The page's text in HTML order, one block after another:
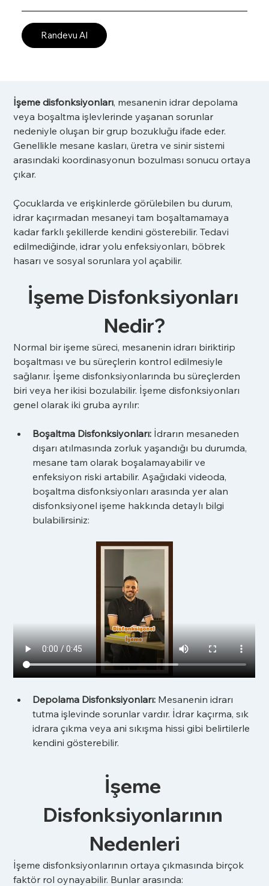
Randevu Al
İşeme disfonksiyonları, mesanenin idrar depolama
veya boşaltma işlevlerinde yaşanan sorunlar
nedeniyle oluşan bir grup bozukluğu ifade eder.
Genellikle mesane kasları, üretra ve sinir sistemi
arasındaki koordinasyonun bozulması sonucu ortaya
çıkar.
Çocuklarda ve erişkinlerde görülebilen bu durum,
idrar kaçırmadan mesaneyi tam boşaltamamaya
kadar farklı şekillerde kendini gösterebilir. Tedavi
edilmediğinde, idrar yolu enfeksiyonları, böbrek
hasarı ve sosyal sorunlara yol açabilir.
İşeme Disfonksiyonları
Nedir?
Normal bir işeme süreci, mesanenin idrarı biriktirip
boşaltması ve bu süreçlerin kontrol edilmesiyle
sağlanır. İşeme disfonksiyonlarında bu süreçlerden
biri veya her ikisi bozulabilir. İşeme disfonksiyonları
genel olarak iki gruba ayrılır:
Boşaltma Disfonksiyonları: İdrarın mesaneden
dışarı atılmasında zorluk yaşandığı bu durumda,
mesane tam olarak boşalamayabilir ve
enfeksiyon riski artabilir. Aşağıdaki videoda,
boşaltma disfonksiyonları arasında yer alan
disfonksiyonel işeme hakkında detaylı bilgi
bulabilirsiniz:
Depolama Disfonksiyonları: Mesanenin idrarı
tutma işlevinde sorunlar vardır. İdrar kaçırma, sık
idrara çıkma veya ani sıkışma hissi gibi belirtilerle
kendini gösterebilir.
İşeme
Disfonksiyonlarının
Nedenleri
İşeme disfonksiyonlarının ortaya çıkmasında birçok
faktör rol oynayabilir. Bunlar arasında: